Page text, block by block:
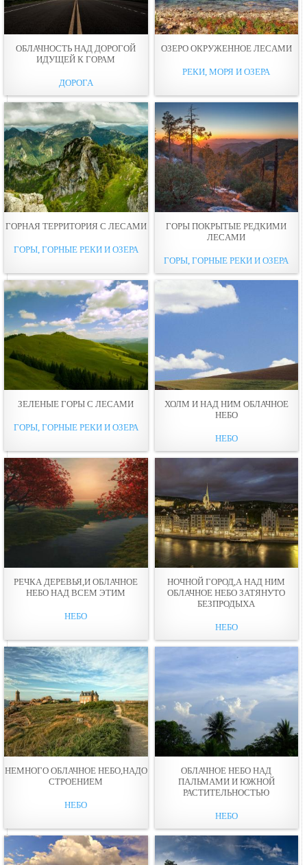
ОБЛАЧНОСТЬ НАД ДОРОГОЙ
ИДУЩЕЙ К ГОРАМ
ДОРОГА
ОЗЕРО ОКРУЖEННОЕ ЛЕСAМИ
РЕКИ, МОРЯ И ОЗЕРА
ГОРНАЯ ТЕРРИТОРИЯ С ЛЕСAМИ
ГОРЫ, ГОРНЫЕ РЕКИ И ОЗЕРА
ГОРЫ ПОКРЫТЫЕ РЕДКИМИ
ЛЕСAМИ
ГОРЫ, ГОРНЫЕ РЕКИ И ОЗЕРА
ЗЕЛЕНЫЕ ГОPЫ С ЛЕСAМИ
ГОРЫ, ГОРНЫЕ РЕКИ И ОЗЕРА
ХОЛМ И НАД НИМ ОБЛАЧНОЕ
НЕБО
НЕБО
РЕЧКА ДЕРЕВЬЯ,И ОБЛАЧНОЕ
НЕБО НАД ВСЕМ ЭТИМ
НЕБО
НОЧНОЙ ГОРОД,А НАД НИМ
ОБЛАЧНОЕ НЕБО ЗАТЯНУТО
БЕЗПРОДЫХА
НЕБО
НЕМНОГО ОБЛАЧНОЕ НЕБО,НАДО
СТРОЕНИЕМ
НЕБО
ОБЛАЧНОЕ НЕБО НАД
ПАЛЬМАМИ И ЮЖНОЙ
РАСТИТЕЛЬНОСТЬЮ
НЕБО